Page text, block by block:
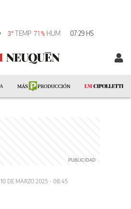
3° TEMP 71% HUM 07:29 HS
10 DE MARZO 2025 - 08:45